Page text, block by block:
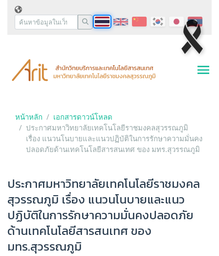
หน้าหลัก
เอกสารดาวน์โหลด
ประกาศมหาวิทยาลัยเทคโนโลยีราชมงคลสุวรรณภูมิ
เรื่อง แนวนโนบายและแนวปฏิบัติในการรักษาความมั่นคง
ปลอดภัยด้านเทคโนโลยีสารสนเทศ ของ มทร.สุวรรณภูมิ
ประกาศมหาวิทยาลัยเทคโนโลยีราชมงคล
สุวรรณภูมิ เรื่อง แนวนโนบายและแนว
ปฏิบัติในการรักษาความมั่นคงปลอดภัย
ด้านเทคโนโลยีสารสนเทศ ของ
มทร.สุวรรณภูมิ